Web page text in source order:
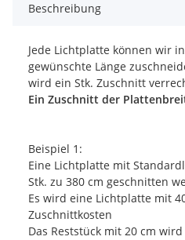
Beschreibung
Jede Lichtplatte können wir
gewünschte Länge
wird ein Stk. Zuschnitt
Ein Zuschnitt der
Beispiel 1:
Eine Lichtplatte mit
Stk. zu 380 cm geschnitten
Es wird eine Lichtplatte mit
Zuschnittkosten
Das Reststück mit 20 cm